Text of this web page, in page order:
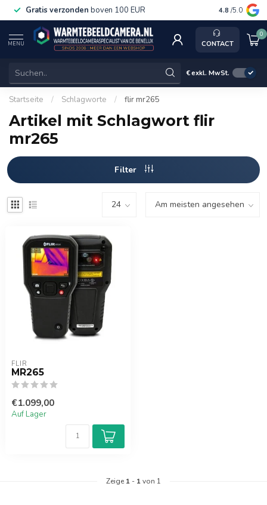
Gratis verzonden boven 100 EUR Service,
4.8 /5.0
MENU CONTACT
0
€exkl. MwSt.
Startseite / Schlagworte / flir mr265
Artikel mit Schlagwort flir
mr265
Filter
FLIR
MR265
€1.099,00
Auf Lager
Zeige 1 - 1von 1